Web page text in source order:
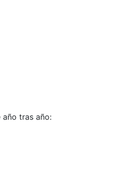
tras año: